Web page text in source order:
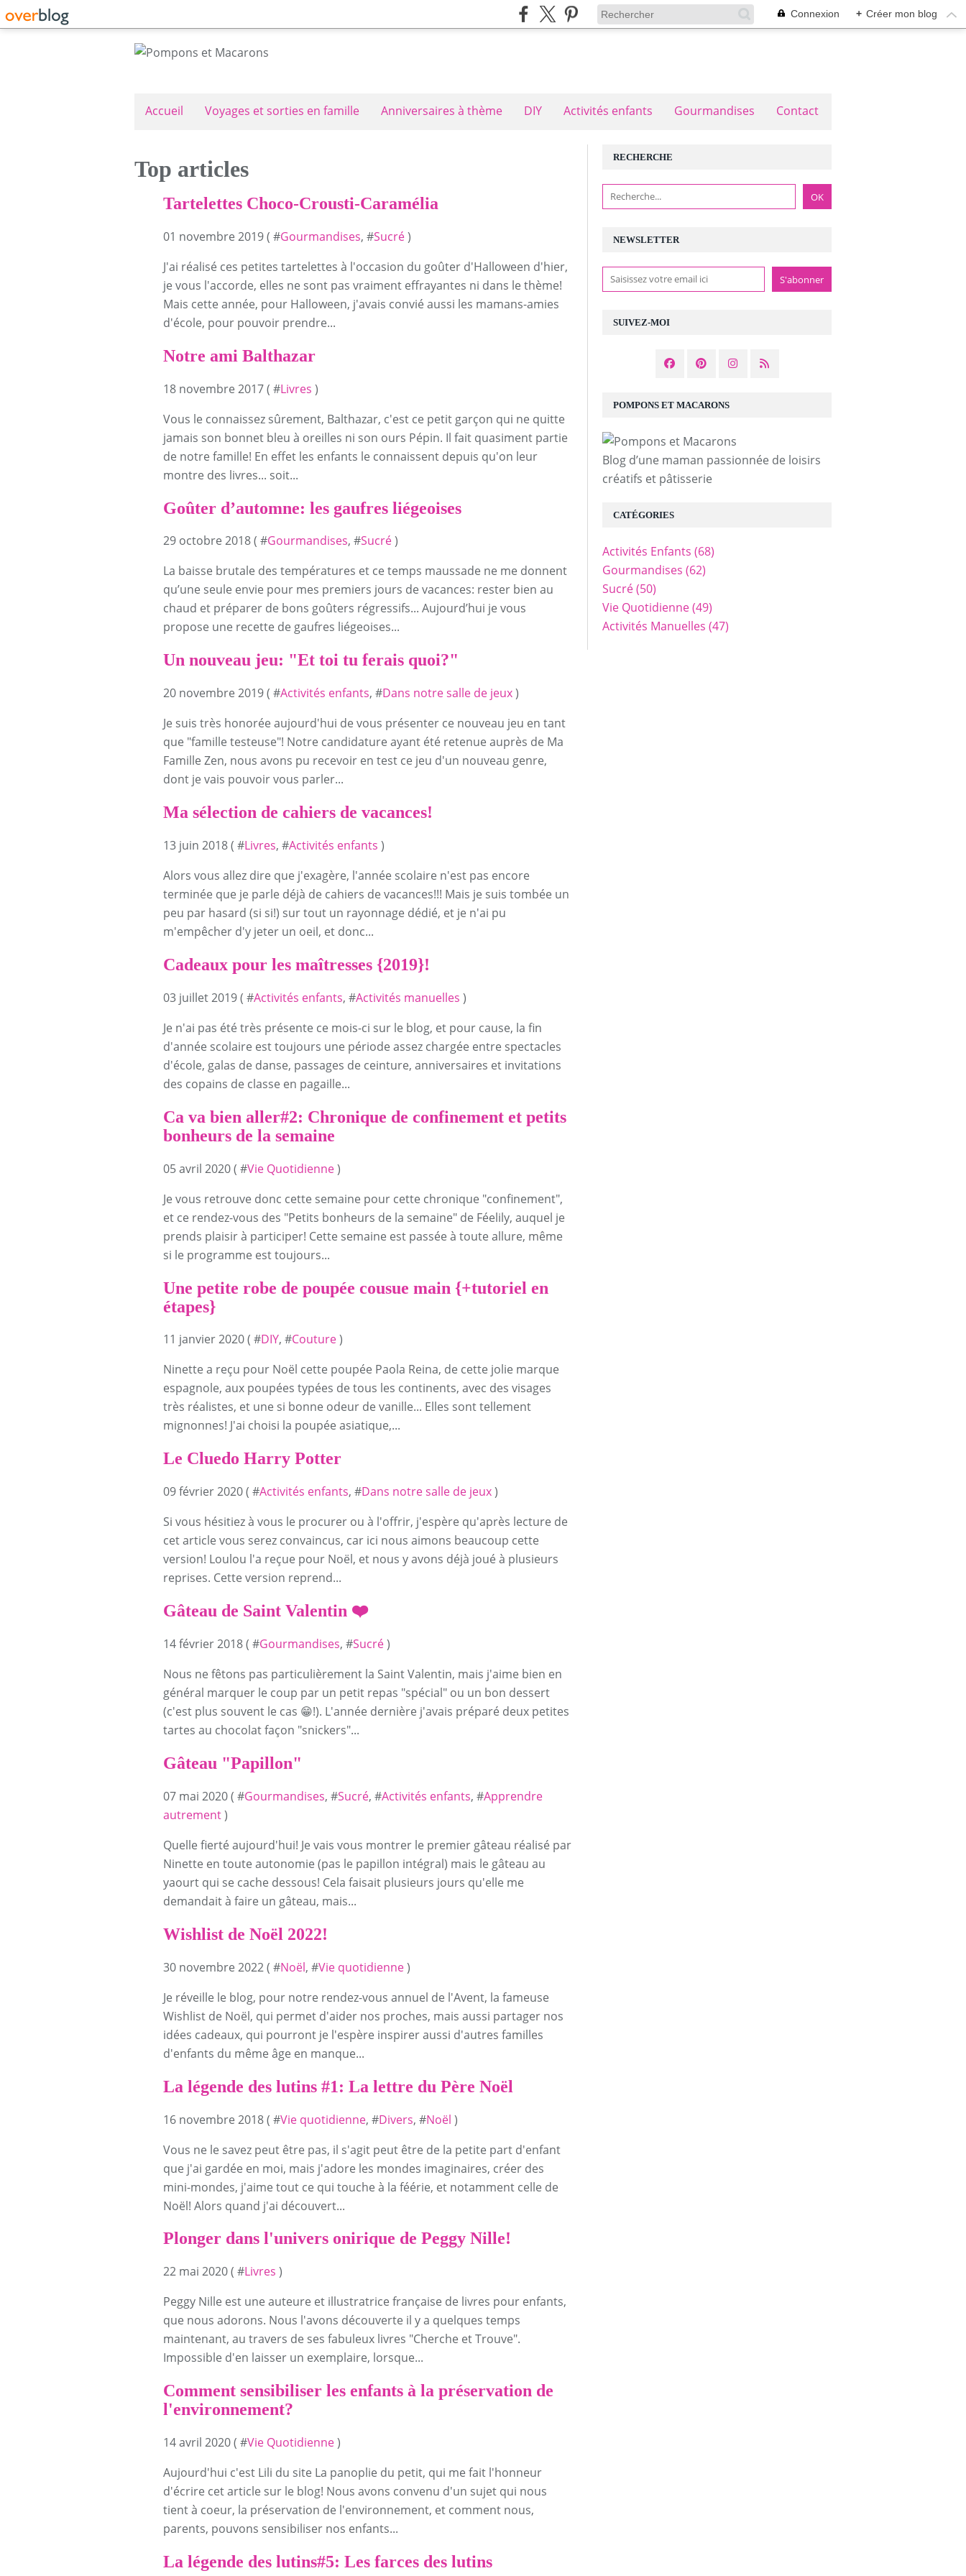
Connexion + Créer mon blog
Accueil Voyages et sorties en famille Anniversaires à thème DIY Activités enfants Gourmandises Contact
Top articles
Tartelettes Choco-Crousti-Caramélia
01 novembre 2019 ( #Gourmandises, #Sucré)
J'ai réalisé ces petites tartelettes à l'occasion du goûter d'Halloween d'hier,
je vous l'accorde, elles ne sont pas vraiment effrayantes ni dans le thème!
Mais cette année, pour Halloween, j'avais convié aussi les mamans-amies
d'école, pour pouvoir prendre...
Notre ami Balthazar
18 novembre 2017 ( #Livres )
Vous le connaissez sûrement, Balthazar, c'est ce petit garçon qui ne quitte
jamais son bonnet bleu à oreilles ni son ours Pépin. Il fait quasiment partie
de notre famille! En effet les enfants le connaissent depuis qu'on leur
montre des livres... soit...
Goûter d’automne: les gaufres liégeoises
29 octobre 2018 ( #Gourmandises, #Sucré)
La baisse brutale des températures et ce temps maussade ne me donnent
qu’une seule envie pour mes premiers jours de vacances: rester bien au
chaud et préparer de bons goûters régressifs... Aujourd’hui je vous
propose une recette de gaufres liégeoises...
Un nouveau jeu: "Et toi tu ferais quoi?"
20 novembre 2019 ( #Activités enfants, #Dans notre salle de jeux)
Je suis très honorée aujourd'hui de vous présenter ce nouveau jeu en tant
que "famille testeuse"! Notre candidature ayant été retenue auprès de Ma
Famille Zen, nous avons pu recevoir en test ce jeu d'un nouveau genre,
dont je vais pouvoir vous parler...
Ma sélection de cahiers de vacances!
13 juin 2018 ( #Livres, #Activités enfants )
Alors vous allez dire que j'exagère, l'année scolaire n'est pas encore
terminée que je parle déjà de cahiers de vacances!!! Mais je suis tombée un
peu par hasard (si si!) sur tout un rayonnage dédié, et je n'ai pu
m'empêcher d'y jeter un oeil, et donc...
Cadeaux pour les maîtresses {2019}!
03 juillet 2019 ( #Activités enfants, #Activités manuelles )
Je n'ai pas été très présente ce mois-ci sur le blog, et pour cause, la fin
d'année scolaire est toujours une période assez chargée entre spectacles
d'école, galas de danse, passages de ceinture, anniversaires et invitations
des copains de classe en pagaille...
Ca va bien aller#2: Chronique de confinement et petits
bonheurs de la semaine
05 avril 2020 ( #Vie Quotidienne)
Je vous retrouve donc cette semaine pour cette chronique "confinement",
et ce rendez-vous des "Petits bonheurs de la semaine" de Féelily, auquel je
prends plaisir à participer! Cette semaine est passée à toute allure, même
si le programme est toujours...
Une petite robe de poupée cousue main {+tutoriel en
étapes}
11 janvier 2020 ( #DIY, #Couture)
Ninette a reçu pour Noël cette poupée Paola Reina, de cette jolie marque
espagnole, aux poupées typées de tous les continents, avec des visages
très réalistes, et une si bonne odeur de vanille... Elles sont tellement
mignonnes! J'ai choisi la poupée asiatique,...
Le Cluedo Harry Potter
09 février 2020 ( #Activités enfants, #Dans notre salle de jeux)
Si vous hésitiez à vous le procurer ou à l'offrir, j'espère qu'après lecture de
cet article vous serez convaincus, car ici nous aimons beaucoup cette
version! Loulou l'a reçue pour Noël, et nous y avons déjà joué à plusieurs
reprises. Cette version reprend...
Gâteau de Saint Valentin ❤️
14 février 2018 ( #Gourmandises, #Sucré)
Nous ne fêtons pas particulièrement la Saint Valentin, mais j'aime bien en
général marquer le coup par un petit repas "spécial" ou un bon dessert
(c'est plus souvent le cas 😁!). L'année dernière j'avais préparé deux petites
tartes au chocolat façon "snickers"...
Gâteau "Papillon"
07 mai 2020 ( #Gourmandises, #Sucré, #Activités enfants, #Apprendre
autrement)
Quelle fierté aujourd'hui! Je vais vous montrer le premier gâteau réalisé par
Ninette en toute autonomie (pas le papillon intégral) mais le gâteau au
yaourt qui se cache dessous! Cela faisait plusieurs jours qu'elle me
demandait à faire un gâteau, mais...
Wishlist de Noël 2022!
30 novembre 2022 ( #Noël, #Vie quotidienne)
Je réveille le blog, pour notre rendez-vous annuel de l'Avent, la fameuse
Wishlist de Noël, qui permet d'aider nos proches, mais aussi partager nos
idées cadeaux, qui pourront je l'espère inspirer aussi d'autres familles
d'enfants du même âge en manque...
La légende des lutins #1: La lettre du Père Noël
16 novembre 2018 ( #Vie quotidienne, #Divers, #Noël )
Vous ne le savez peut être pas, il s'agit peut être de la petite part d'enfant
que j'ai gardée en moi, mais j'adore les mondes imaginaires, créer des
mini-mondes, j'aime tout ce qui touche à la féérie, et notamment celle de
Noël! Alors quand j'ai découvert...
Plonger dans l'univers onirique de Peggy Nille!
22 mai 2020 ( #Livres )
Peggy Nille est une auteure et illustratrice française de livres pour enfants,
que nous adorons. Nous l'avons découverte il y a quelques temps
maintenant, au travers de ses fabuleux livres "Cherche et Trouve".
Impossible d'en laisser un exemplaire, lorsque...
Comment sensibiliser les enfants à la préservation de
l'environnement?
14 avril 2020 ( #Vie Quotidienne)
Aujourd'hui c'est Lili du site La panoplie du petit, qui me fait l'honneur
d'écrire cet article sur le blog! Nous avons convenu d'un sujet qui nous
tient à coeur, la préservation de l'environnement, et comment nous,
parents, pouvons sensibiliser nos enfants...
La légende des lutins#5: Les farces des lutins
NEWSLETTER
SUIVEZ-MOI
RECHERCHE
POMPONS ET MACARONS
Blog d’une maman passionnée de loisirs
créatifs et pâtisserie
CATÉGORIES
Activités Enfants (68)
Gourmandises (62)
Sucré(50)
Vie Quotidienne(49)
Activités Manuelles (47)